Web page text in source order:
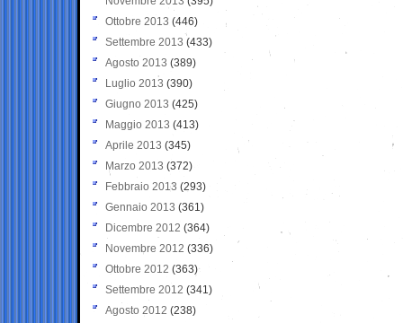
Ottobre 2013 (446)
Settembre 2013 (433)
Agosto 2013 (389)
Luglio 2013 (390)
Giugno 2013 (425)
Maggio 2013 (413)
Aprile 2013 (345)
Marzo 2013 (372)
Febbraio 2013 (293)
Gennaio 2013 (361)
Dicembre 2012 (364)
Novembre 2012 (336)
Ottobre 2012 (363)
Settembre 2012 (341)
Agosto 2012 (238)